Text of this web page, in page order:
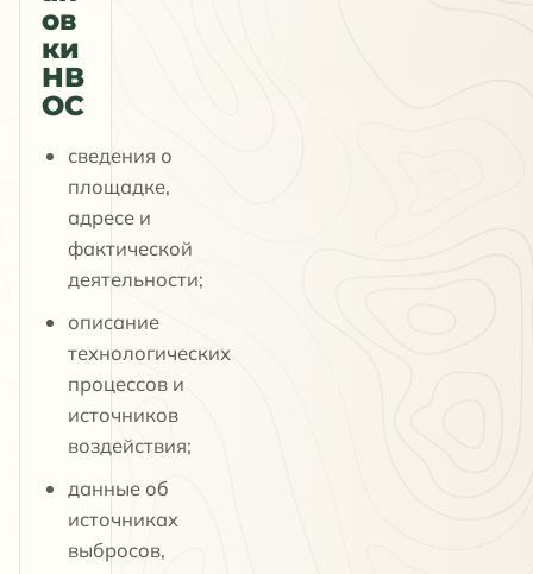
ов
ки
НВ
ОС
сведения о
площадке,
адресе и
фактической
деятельности;
описание
технологических
процессов и
источников
воздействия;
данные об
источниках
выбросов,